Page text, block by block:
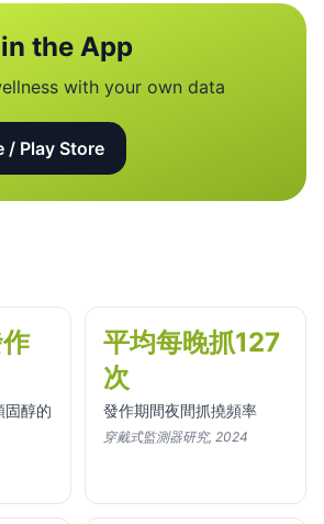
the App
with your own data
/ Play Store
固醇的
平均每晚抓127
次
發作期間夜間抓撓頻率
穿戴式監測器研究, 2024